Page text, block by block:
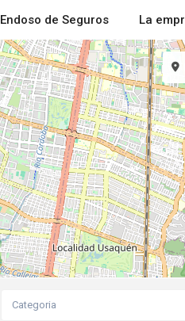
Endoso de Seguros La
Categoria